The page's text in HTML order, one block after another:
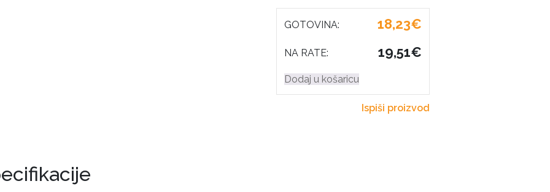
GOTOVINA: 18,23€
NA RATE: 19,51€
Dodaj u košaricu
Ispiši proizvod